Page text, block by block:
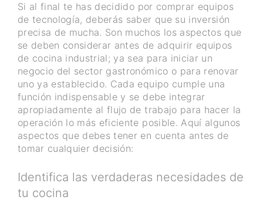
Si al final te has decidido por comprar equipos
de tecnología, deberás saber que su inversión
precisa de mucha. Son muchos los aspectos que
se deben considerar antes de adquirir equipos
de cocina industrial; ya sea para iniciar un
negocio del sector gastronómico o para renovar
uno ya establecido. Cada equipo cumple una
función indispensable y se debe integrar
apropiadamente al flujo de trabajo para hacer la
operación lo más eficiente posible. Aquí algunos
aspectos que debes tener en cuenta antes de
tomar cualquier decisión:
Identifica las verdaderas necesidades de
tu cocina